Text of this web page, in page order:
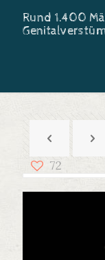
Rund 1.400
72